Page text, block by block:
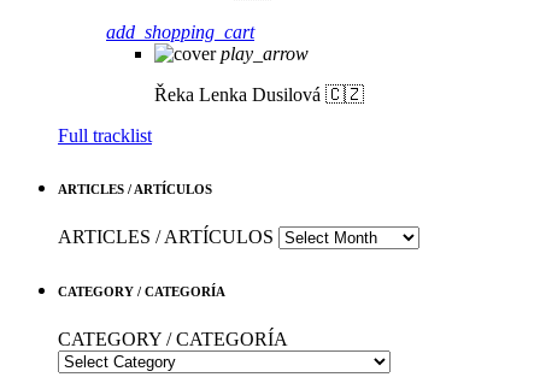
add_shopping_cart
play_arrow
Řeka Lenka Dusilová 🇨🇿
Full tracklist
ARTICLES / ARTÍCULOS
ARTICLES / ARTÍCULOS
CATEGORY / CATEGORÍA
CATEGORY / CATEGORÍA